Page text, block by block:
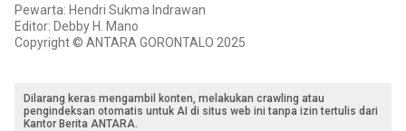
Pewarta: Hendri Sukma Indrawan
Editor: Debby H. Mano
Copyright © ANTARA GORONTALO 2025
Dilarang keras mengambil konten, melakukan crawling atau
pengindeksan otomatis untuk AI di situs web ini tanpa izin tertulis dari
Kantor Berita ANTARA.